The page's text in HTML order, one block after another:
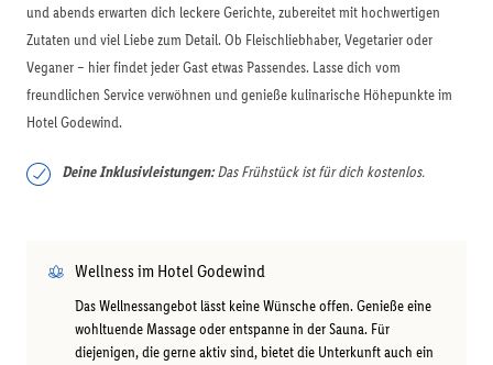
und abends erwarten dich leckere Gerichte, zubereitet mit hochwertigen
Zutaten und viel Liebe zum Detail. Ob Fleischliebhaber, Vegetarier oder
Veganer – hier findet jeder Gast etwas Passendes. Lasse dich vom
freundlichen Service verwöhnen und genieße kulinarische Höhepunkte im
Hotel Godewind.
Deine Inklusivleistungen:Das Frühstück ist für dich kostenlos.
Wellness im Hotel Godewind
Das Wellnessangebot lässt keine Wünsche offen. Genieße eine
wohltuende Massage oder entspanne in der Sauna. Für
diejenigen, die gerne aktiv sind, bietet die Unterkunft auch ein